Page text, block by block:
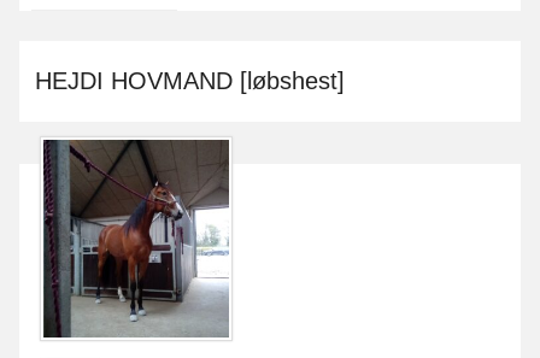
HEJDI HOVMAND [løbshest]